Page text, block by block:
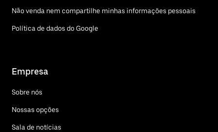
Não venda nem compartilhe minhas informações pessoais
Política de dados do Google
Empresa
Sobre nós
Nossas opções
Sala de notícias